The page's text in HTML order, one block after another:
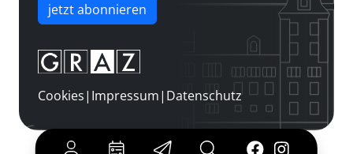
jetzt abonnieren
Cookies| Impressum| Datenschutz